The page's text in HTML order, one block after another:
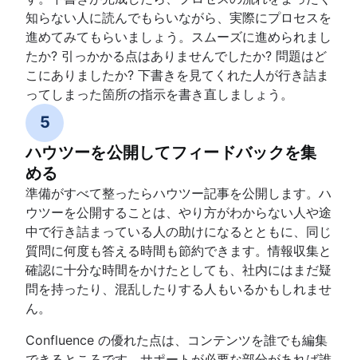
知らない人に読んでもらいながら、実際にプロセスを
進めてみてもらいましょう。スムーズに進められまし
たか? 引っかかる点はありませんでしたか? 問題はど
こにありましたか? 下書きを見てくれた人が行き詰ま
ってしまった箇所の指示を書き直しましょう。
5
ハウツーを公開してフィードバックを集
める
準備がすべて整ったらハウツー記事を公開します。ハ
ウツーを公開することは、やり方がわからない人や途
中で行き詰まっている人の助けになるとともに、同じ
質問に何度も答える時間も節約できます。情報収集と
確認に十分な時間をかけたとしても、社内にはまだ疑
問を持ったり、混乱したりする人もいるかもしれませ
ん。
Confluence の優れた点は、コンテンツを誰でも編集